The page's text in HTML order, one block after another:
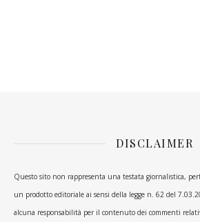
DISCLAIMER
Questo sito non rappresenta una testata giornalistica,
un prodotto editoriale ai sensi della legge n. 62 del
alcuna responsabilità per il contenuto dei commenti